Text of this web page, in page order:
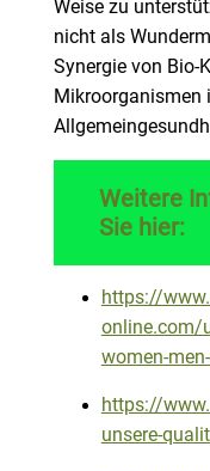
Weise zu
nicht als
Synergie von Bio-
Mikroorganismen
Weitere
Sie hier:
https://
online.com/
women-
https://
unsere-